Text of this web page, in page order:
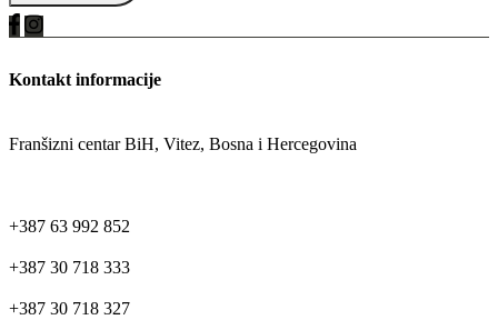
Kontakt informacije
Franšizni centar BiH, Vitez, Bosna i Hercegovina
+387 63 992 852
+387 30 718 333
+387 30 718 327